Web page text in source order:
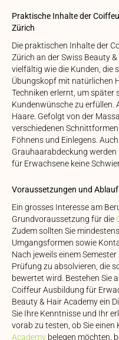
Praktische Inhalte der
Zürich
Die praktischen Inhalte der
Zürich an der Swiss Beauty
vielfältig wie die Kunden, die
Übungskopf mit natürlichen
Techniken erlernt, um später
Kundenwünsche zu erfüllen.
Haare. Gefolgt von der
verschiedenen
Föhnens und Einlegens.
Grauhaarabdeckung
für Erwachsene keine
Voraussetzungen und Ablauf
Ein grosses Interesse am
Grundvoraussetzung für die
Zudem sollten Sie
Umgangsformen sowie
Nach jeweils einem
Prüfung zu absolvieren, die
bewertet wird. Bestehen Sie
Coiffeur Ausbildung für
Beauty & Hair Academy ein
Sie Ihre Kenntnisse und Ihr
vorab zu testen, ob Sie einen
Academy belegen möchten,